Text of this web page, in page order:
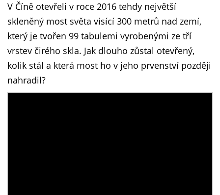
V Číně otevřeli v roce 2016 tehdy největší
skleněný most světa visící 300 metrů nad zemí,
který je tvořen 99 tabulemi vyrobenými ze tří
vrstev čirého skla. Jak dlouho zůstal otevřený,
kolik stál a která most ho v jeho prvenství později
nahradil?